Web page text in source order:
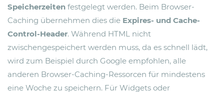
Speicherzeiten festgelegt werden. Beim Browser-
Caching übernehmen dies die Expires- und Cache-
Control-Header. Während HTML nicht
zwischengespeichert werden muss, da es schnell lädt,
wird zum Beispiel durch Google empfohlen, alle
anderen Browser-Caching-Ressorcen für mindestens
eine Woche zu speichern. Für Widgets oder